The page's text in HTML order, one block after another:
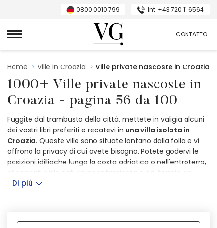
0800 0010 799 Int +43 720 11 6564
Villas Guide
CONTATTO
Home Ville in Croazia Ville private nascoste in Croazia
1000+ Ville private nascoste in
Croazia - pagina 56 da 100
Fuggite dal trambusto della città, mettete in valigia alcuni
dei vostri libri preferiti e recatevi in una villa isolata in
Croazia. Queste ville sono situate lontano dalla folla e vi
offrono la privacy di cui avete bisogno. Potete godervi le
posizioni idilliache lungo la costa adriatica o nell'entroterra,
circondati dalla natura incontaminata e dal fruscio del
vento. Sentite la libertà di fuggire dallo stress della vita
Scegliete la vostra posizione ideale: dalle colline istriane e i
Di più
Alloggi disponibili